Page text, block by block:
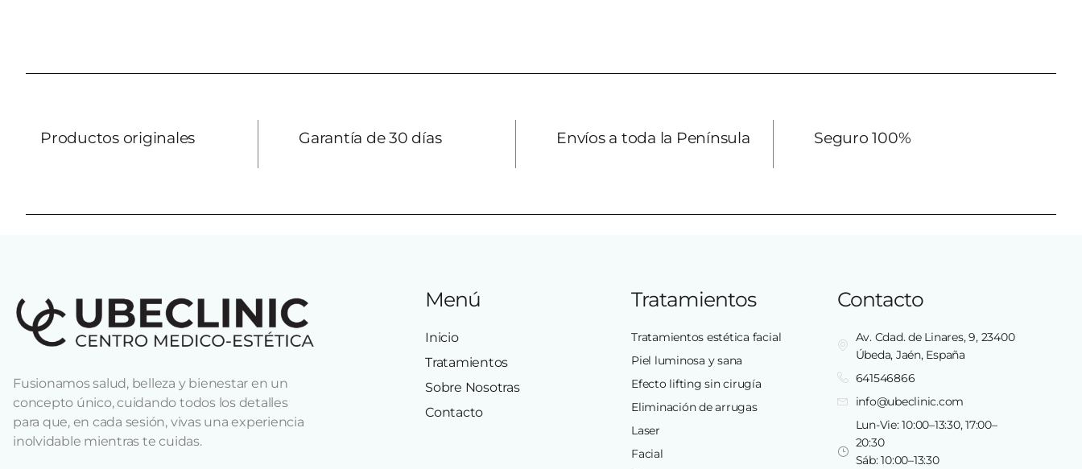
Productos originales Garantía de 30 días Envíos a toda la Península Seguro 100%
Fusionamos salud, belleza y bienestar en un
concepto único, cuidando todos los detalles
para que, en cada sesión, vivas una experiencia
inolvidable mientras te cuidas.
Menú
Inicio
Tratamientos
Sobre Nosotras
Contacto
Tratamientos
Tratamientos estética facial
Piel luminosa y sana
Efecto lifting sin cirugía
Eliminación de arrugas
Laser
Facial
Contacto
Av. Cdad. de Linares, 9, 23400
Úbeda, Jaén, España
641546866
info@ubeclinic.com
Lun-Vie: 10:00–13:30, 17:00–
20:30
Sáb: 10:00–13:30